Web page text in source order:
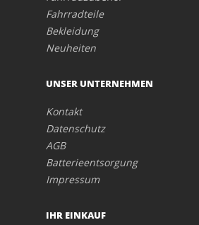
Fahrradteile
Bekleidung
Neuheiten
UNSER UNTERNEHMEN
Kontakt
Datenschutz
AGB
Batterieentsorgung
Impressum
IHR EINKAUF